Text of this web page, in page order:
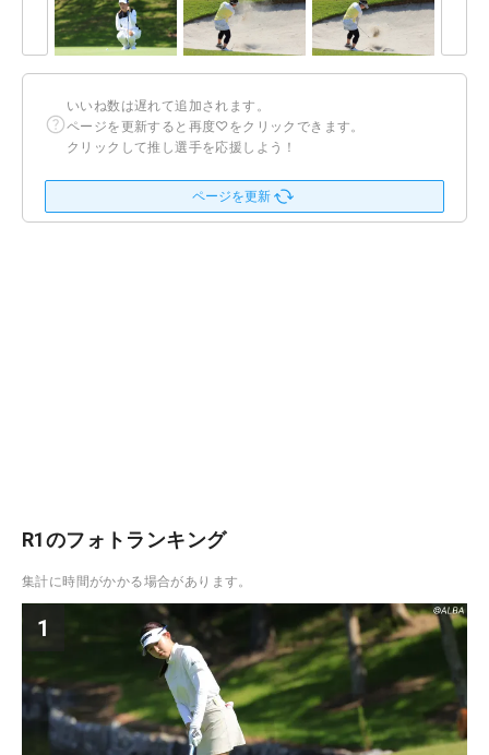
いいね数は遅れて追加されます。
ページを更新すると再度♡をクリックできます。
クリックして推し選手を応援しよう！
ページを更新
R1のフォトランキング
集計に時間がかかる場合があります。
1